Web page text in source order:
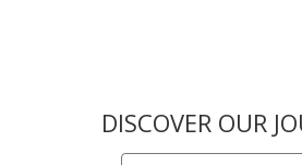
DISCOVER OUR